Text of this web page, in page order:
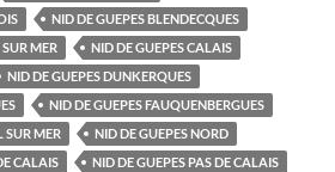
NID DE GUEPES BLENDECQUES
MER
NID DE GUEPES CALAIS
NID DE GUEPES DUNKERQUES
NID DE GUEPES FAUQUENBERGUES
SUR MER
NID DE GUEPES NORD
CALAIS
NID DE GUEPES PAS DE CALAIS